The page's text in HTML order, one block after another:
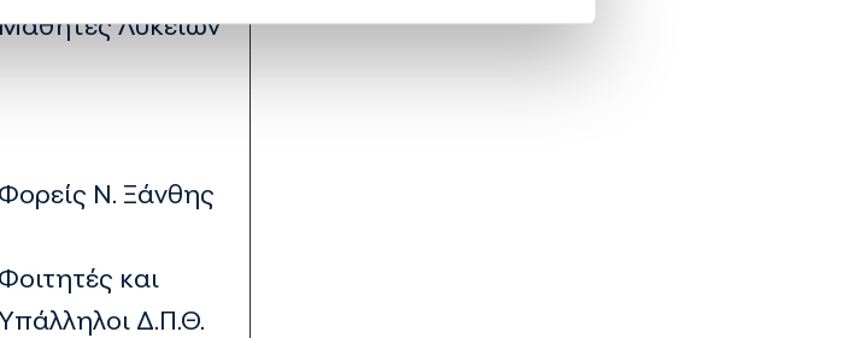
Λυκείων
Φορείς Ν. Ξάνθης
Φοιτητές και
Δ.Π.Θ.